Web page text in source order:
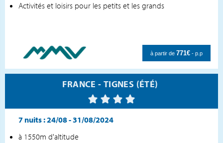
Activités et loisirs pour les petits et les grands
à partir de 771€ - p.p
FRANCE - TIGNES (ÉTÉ)
7 nuits :24/08 - 31/08/2024
à 1550m d'altitude